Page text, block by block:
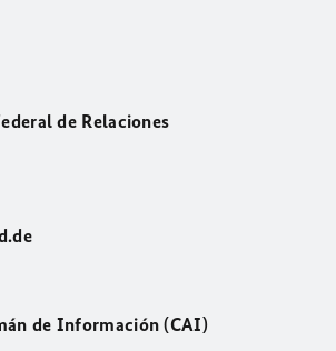
de Relaciones
de Información (CAI)